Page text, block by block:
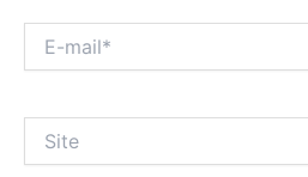
mail*